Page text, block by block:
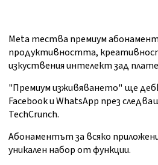
Meta тества премиум
продуктивността,
изкуствения интелект зад
"Премиум изживяването" ще
Facebook и WhatsApp през
TechCrunch.
Абонаментът за всяко
уникален набор от функции.